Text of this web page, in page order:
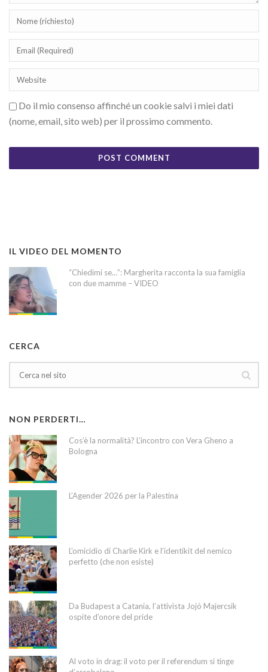
Do il mio consenso affinché un cookie salvi i miei dati
(nome, email, sito web) per il prossimo commento.
IL VIDEO DEL MOMENTO
“Chiedimi se…”: Margherita racconta la sua famiglia
con due mamme – VIDEO
CERCA
NON PERDERTI…
Cos’è la normalità? L’incontro con Vera Gheno a
Bologna
L’Agender 2026 per la Palestina
L’omicidio di Charlie Kirk e l’identikit del nemico
perfetto (che non esiste)
Da Budapest a Catania, l’attivista Jojó Majercsik
ospite d’onore del pride
Al voto in drag: il voto per il referendum si tinge